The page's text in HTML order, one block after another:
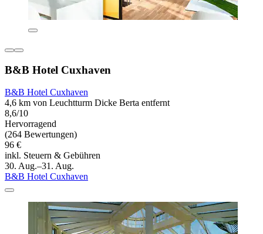
B&B Hotel Cuxhaven
B&B Hotel Cuxhaven
4,6 km von Leuchtturm Dicke Berta entfernt
8,6/10
Hervorragend
(264 Bewertungen)
96 €
inkl. Steuern & Gebühren
30. Aug.–31. Aug.
B&B Hotel Cuxhaven